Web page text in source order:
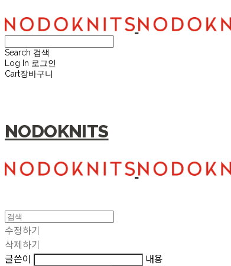
Search 검색
Log In 로그인
Cart장바구니
NODOKNITS
수정하기
삭제하기
글쓴이
내용